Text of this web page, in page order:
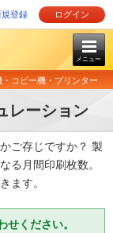
登録 ログイン
メニュー
・コピー機・プリンター
レーション
ご存じですか？ 製
る月間印刷枚数。
ます。
せください。